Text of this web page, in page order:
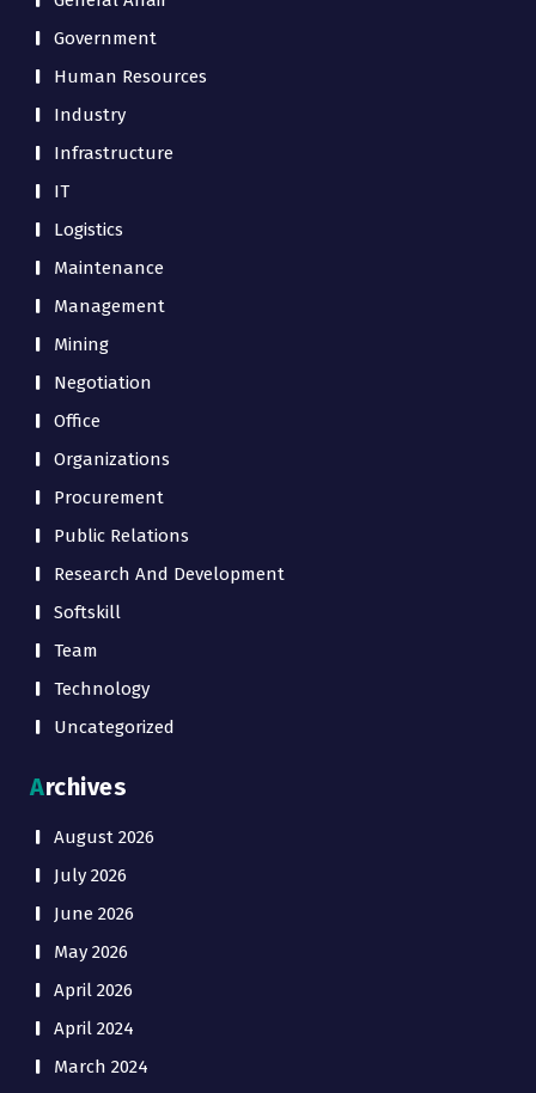
Government
Human Resources
Industry
Infrastructure
IT
Logistics
Maintenance
Management
Mining
Negotiation
Office
Organizations
Procurement
Public Relations
Research And Development
Softskill
Team
Technology
Uncategorized
Archives
August 2026
July 2026
June 2026
May 2026
April 2026
April 2024
March 2024